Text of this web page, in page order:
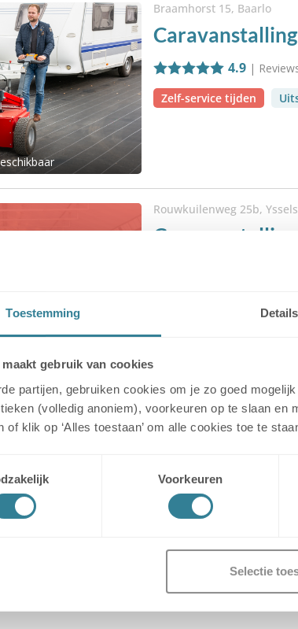
Toestemming Details
gebruik van cookies
partijen, gebruiken cookies om je zo goed
(volledig anoniem), voorkeuren op te slaan en
of klik op ‘Alles toestaan’ om alle cookies toe te
Voorkeuren
Selectie
Braamhorst 15, Baarlo
4.9|
Zelf-service tijden
Rouwkuilenweg 25b,
Caravanstalling
Hoekstraat 6, Rijkevoort
Uitstekende score!